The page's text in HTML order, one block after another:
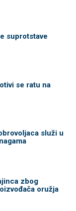
suprotstave
se ratu na
služi u
zbog
oružja